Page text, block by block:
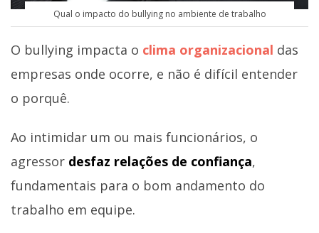
Qual o impacto do bullying no ambiente de trabalho
O bullying impacta o clima organizacional das
empresas onde ocorre, e não é difícil entender
o porquê.
Ao intimidar um ou mais funcionários, o
agressor desfaz relações de confiança,
fundamentais para o bom andamento do
trabalho em equipe.